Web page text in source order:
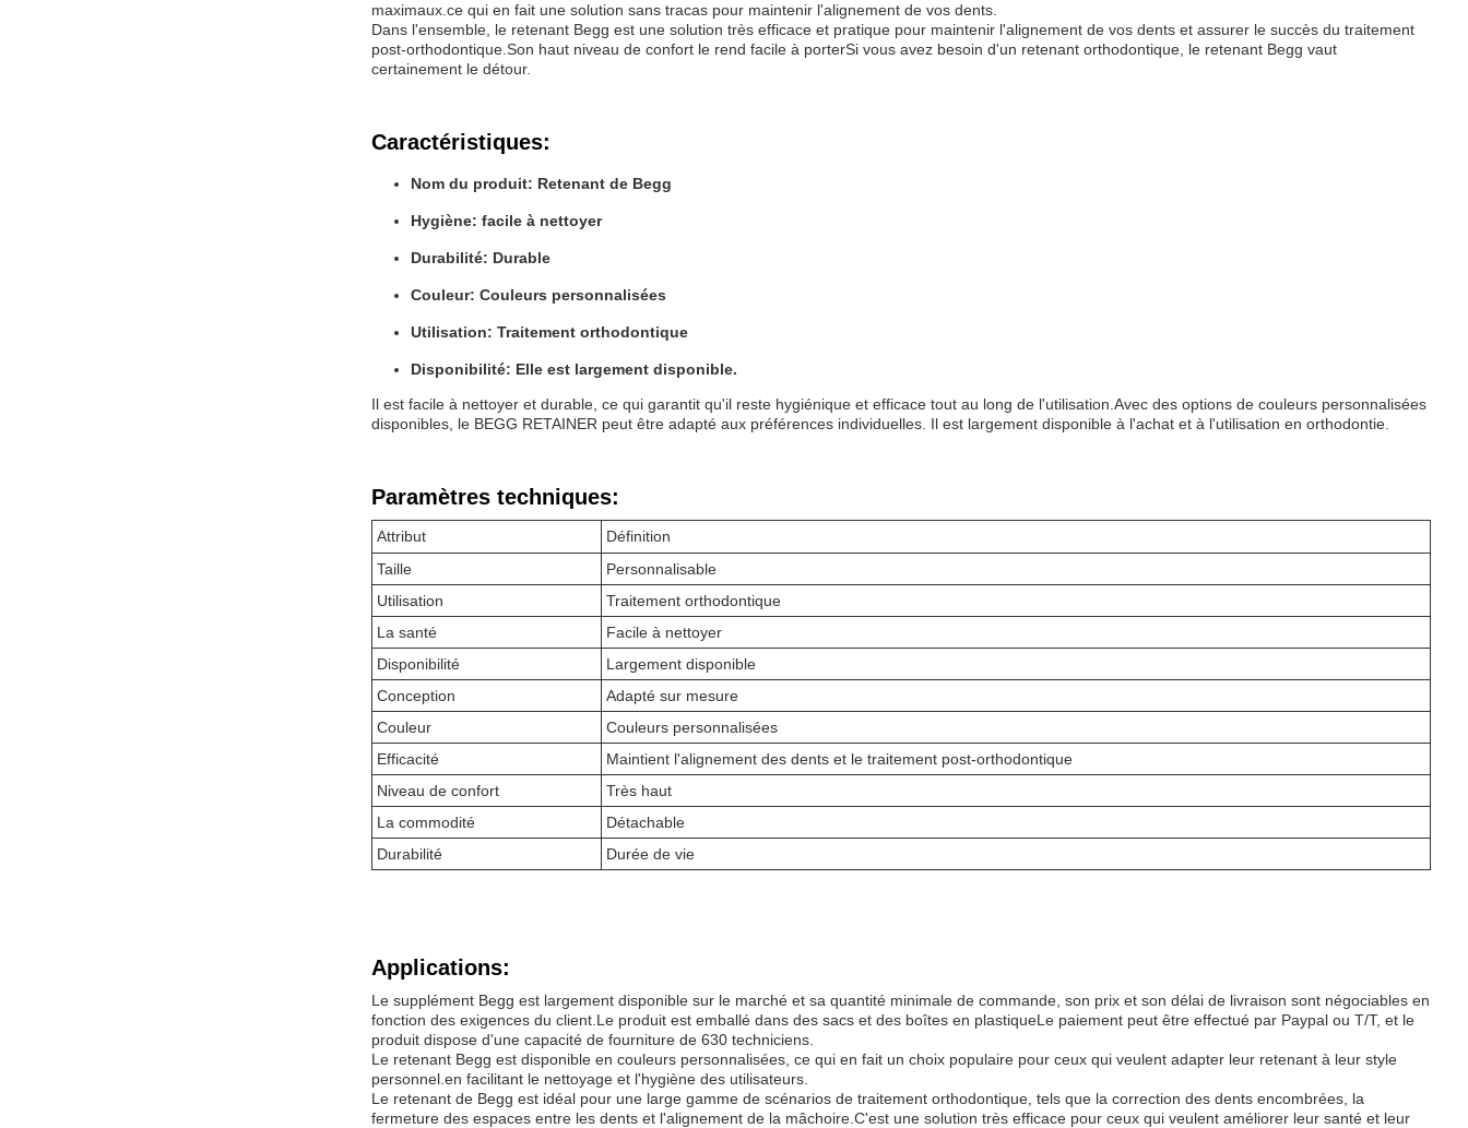
maximaux.ce qui en fait une solution sans tracas pour maintenir l'alignement de vos dents.
Dans l'ensemble, le retenant Begg est une solution très efficace et pratique pour maintenir l'alignement de vos dents et assurer le succès du traitement
post-orthodontique.Son haut niveau de confort le rend facile à porterSi vous avez besoin d'un retenant orthodontique, le retenant Begg vaut
certainement le détour.
Caractéristiques:
Nom du produit: Retenant de Begg
Hygiène: facile à nettoyer
Durabilité: Durable
Couleur: Couleurs personnalisées
Utilisation: Traitement orthodontique
Disponibilité: Elle est largement disponible.
Il est facile à nettoyer et durable, ce qui garantit qu'il reste hygiénique et efficace tout au long de l'utilisation.Avec des options de couleurs personnalisées
disponibles, le BEGG RETAINER peut être adapté aux préférences individuelles. Il est largement disponible à l'achat et à l'utilisation en orthodontie.
Paramètres techniques:
Attribut
Définition
Taille
Personnalisable
Utilisation
Traitement orthodontique
La santé
Facile à nettoyer
Disponibilité
Largement disponible
Conception
Adapté sur mesure
Couleur
Couleurs personnalisées
Efficacité
Maintient l'alignement des dents et le traitement post-orthodontique
Niveau de confort
Très haut
La commodité
Détachable
Durabilité
Durée de vie
Applications:
Le supplément Begg est largement disponible sur le marché et sa quantité minimale de commande, son prix et son délai de livraison sont négociables en
fonction des exigences du client.Le produit est emballé dans des sacs et des boîtes en plastiqueLe paiement peut être effectué par Paypal ou T/T, et le
produit dispose d'une capacité de fourniture de 630 techniciens.
Le retenant Begg est disponible en couleurs personnalisées, ce qui en fait un choix populaire pour ceux qui veulent adapter leur retenant à leur style
personnel.en facilitant le nettoyage et l'hygiène des utilisateurs.
Le retenant de Begg est idéal pour une large gamme de scénarios de traitement orthodontique, tels que la correction des dents encombrées, la
fermeture des espaces entre les dents et l'alignement de la mâchoire.C'est une solution très efficace pour ceux qui veulent améliorer leur santé et leur